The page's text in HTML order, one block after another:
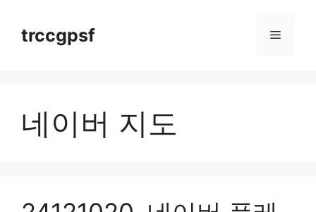
contenttrccgpsf Menu
네이버 지도